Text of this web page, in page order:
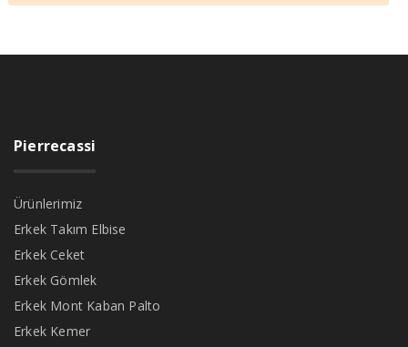
Pierrecassi
Ürünlerimiz
Erkek Takım Elbise
Erkek Ceket
Erkek Gömlek
Erkek Mont Kaban Palto
Erkek Kemer